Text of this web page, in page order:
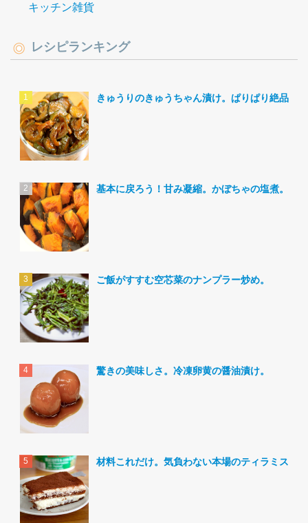
キッチン雑貨
レシピランキング
きゅうりのきゅうちゃん漬け。ぱりぱり絶品。
基本に戻ろう！甘み凝縮。かぼちゃの塩煮。
ご飯がすすむ空芯菜のナンプラー炒め。
驚きの美味しさ。冷凍卵黄の醤油漬け。
材料これだけ。気負わない本場のティラミス。